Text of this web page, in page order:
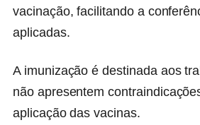
vacinação, facilitando a
aplicadas.
A imunização é destinada aos
não apresentem
aplicação das vacinas.